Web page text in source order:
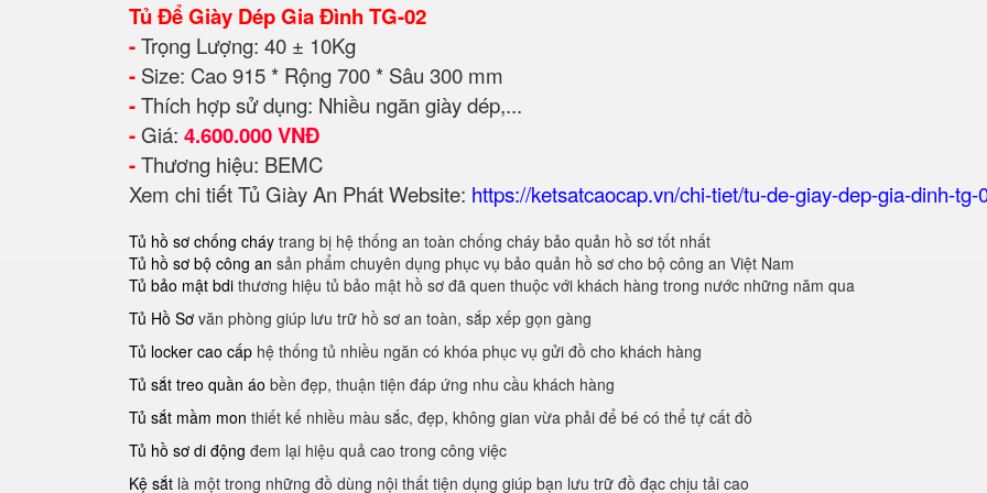
Tủ Để Giày Dép Gia Đình TG-02
-Trọng Lượng: 40 ± 10Kg
- Size: Cao 915 * Rộng 700 * Sâu 300 mm
-Thích hợp sử dụng: Nhiều ngăn giày dép,...
- Giá: 4.600.000 VNĐ
-Thương hiệu: BEMC
Xem chi tiết Tủ GiàyAn Phát Website: https://ketsatcaocap.vn/chi-tiet/tu-de-giay-dep-gia-dinh-tg-
Tủ hồ sơ chống cháy trang bị hệ thống an toàn chống cháy bảo quản hồ sơ tốt nhất
Tủ hồ sơ bộ công an sản phẩm chuyên dụng phục vụ bảo quản hồ sơ cho bộ công an Việt Nam
Tủ bảo mật bdi thương hiệu tủ bảo mật hồ sơ đã quen thuộc với khách hàng trong nước những năm qua
Tủ Hồ Sơ văn phòng giúp lưu trữ hồ sơ an toàn, sắp xếp gọn gàng
Tủ locker cao cấp hệ thống tủ nhiều ngăn có khóa phục vụ gửi đồ cho khách hàng
Tủ sắt treo quần áo bền đẹp, thuận tiện đáp ứng nhu cầu khách hàng
Tủ sắt mầm mon thiết kế nhiều màu sắc, đẹp, không gian vừa phải để bé có thể tự cất đồ
Tủ hồ sơ di động đem lại hiệu quả cao trong công việc
Kệ sắt là một trong những đồ dùng nội thất tiện dụng giúp bạn lưu trữ đồ đạc chịu tải cao